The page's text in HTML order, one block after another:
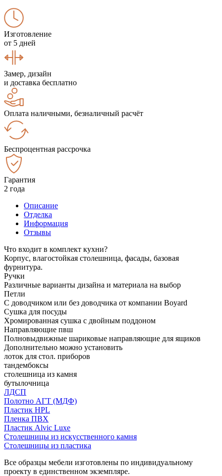
Изготовление
от 5 дней
Замер, дизайн
и доставка бесплатно
Оплата наличными, безналичный расчёт
Беспроцентная рассрочка
Гарантия
2 года
Описание
Отделка
Информация
Отзывы
Что входит в комплект кухни?
Корпус, влагостойкая столешница, фасады, базовая
фурнитура.
Ручки
Различные варианты дизайна и материала на выбор
Петли
С доводчиком или без доводчика от компании Boyard
Сушка для посуды
Хромированная сушка с двойным поддоном
Направляющие пвш
Полновыдвижные шариковые направляющие для ящиков
Дополнительно можно установить
лоток для стол. приборов
тандембоксы
столешница из камня
бутылочница
ЛДСП
Полотно АГТ (МДФ)
Пластик HPL
Пленка ПВХ
Пластик Alvic Luxe
Столешницы из искусственного камня
Столешницы из пластика
Все образцы мебели изготовлены по индивидуальному
проекту в единственном экземпляре.